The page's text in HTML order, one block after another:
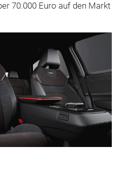
70.000 Euro auf den Markt